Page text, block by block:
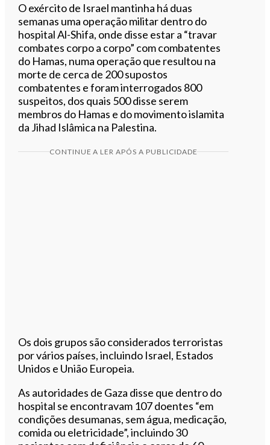
O exército de Israel mantinha há duas
semanas uma operação militar dentro do
hospital Al-Shifa, onde disse estar a “travar
combates corpo a corpo” com combatentes
do Hamas, numa operação que resultou na
morte de cerca de 200 supostos
combatentes e foram interrogados 800
suspeitos, dos quais 500 disse serem
membros do Hamas e do movimento islamita
da Jihad Islâmica na Palestina.
CONTINUE A LER APÓS A PUBLICIDADE
Os dois grupos são considerados terroristas
por vários países, incluindo Israel, Estados
Unidos e União Europeia.
As autoridades de Gaza disse que dentro do
hospital se encontravam 107 doentes “em
condições desumanas, sem água, medicação,
comida ou eletricidade”, incluindo 30